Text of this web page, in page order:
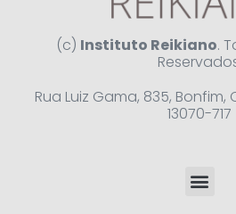
(c) Instituto Reikiano.
Rua Luiz Gama, 835, Bonfim,
13070-717